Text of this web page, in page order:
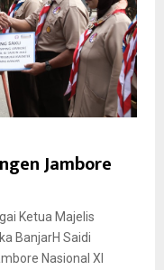
Jambore
Ketua Majelis
BanjarH Saidi
Nasional XI